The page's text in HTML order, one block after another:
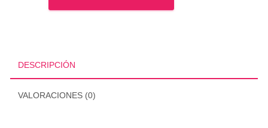
DESCRIPCIÓN
VALORACIONES (0)